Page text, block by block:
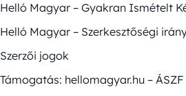
Helló Magyar – Gyakran Ismételt
Helló Magyar – Szerkesztőségi
Szerzői jogok
Támogatás: hellomagyar.hu – ÁSZF